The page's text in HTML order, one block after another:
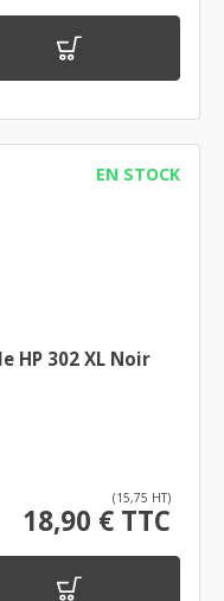
EN STOCK
HP 302 XL Noir
(15,75 HT)
18,90 € TTC